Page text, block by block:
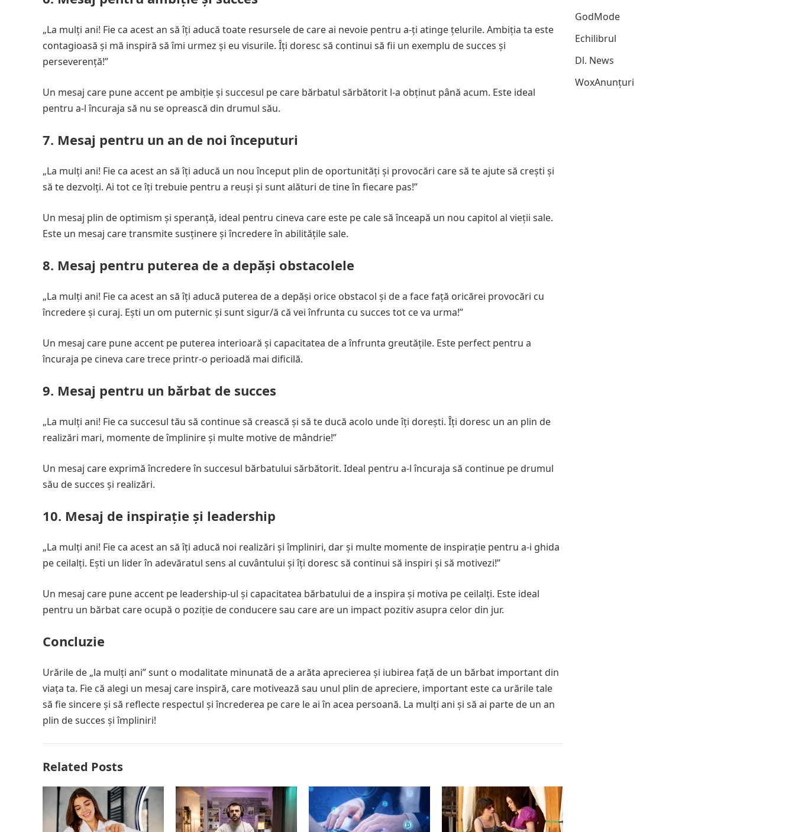
„La mulți ani! Fie ca acest an să îți aducă toate resursele de care ai nevoie pentru a-ți atinge țelurile. Ambiția ta este
contagioasă și mă inspiră să îmi urmez și eu visurile. Îți doresc să continui să fii un exemplu de succes și
perseverență!”
Un mesaj care pune accent pe ambiție și succesul pe care bărbatul sărbătorit l-a obținut până acum. Este ideal
pentru a-l încuraja să nu se oprească din drumul său.
7. Mesaj pentru un an de noi începuturi
„La mulți ani! Fie ca acest an să îți aducă un nou început plin de oportunități și provocări care să te ajute să crești și
să te dezvolți. Ai tot ce îți trebuie pentru a reuși și sunt alături de tine în fiecare pas!”
Un mesaj plin de optimism și speranță, ideal pentru cineva care este pe cale să înceapă un nou capitol al vieții sale.
Este un mesaj care transmite susținere și încredere în abilitățile sale.
8. Mesaj pentru puterea de a depăși obstacolele
„La mulți ani! Fie ca acest an să îți aducă puterea de a depăși orice obstacol și de a face față oricărei provocări cu
încredere și curaj. Ești un om puternic și sunt sigur/ă că vei înfrunta cu succes tot ce va urma!”
Un mesaj care pune accent pe puterea interioară și capacitatea de a înfrunta greutățile. Este perfect pentru a
încuraja pe cineva care trece printr-o perioadă mai dificilă.
9. Mesaj pentru un bărbat de succes
„La mulți ani! Fie ca succesul tău să continue să crească și să te ducă acolo unde îți dorești. Îți doresc un an plin de
realizări mari, momente de împlinire și multe motive de mândrie!”
Un mesaj care exprimă încredere în succesul bărbatului sărbătorit. Ideal pentru a-l încuraja să continue pe drumul
său de succes și realizări.
10. Mesaj de inspirație și leadership
„La mulți ani! Fie ca acest an să îți aducă noi realizări și împliniri, dar și multe momente de inspirație pentru a-i ghida
pe ceilalți. Ești un lider în adevăratul sens al cuvântului și îți doresc să continui să inspiri și să motivezi!”
Un mesaj care pune accent pe leadership-ul și capacitatea bărbatului de a inspira și motiva pe ceilalți. Este ideal
pentru un bărbat care ocupă o poziție de conducere sau care are un impact pozitiv asupra celor din jur.
Concluzie
Urările de „la mulți ani” sunt o modalitate minunată de a arăta aprecierea și iubirea față de un bărbat important din
viața ta. Fie că alegi un mesaj care inspiră, care motivează sau unul plin de apreciere, important este ca urările tale
să fie sincere și să reflecte respectul și încrederea pe care le ai în acea persoană. La mulți ani și să ai parte de un an
plin de succes și împliniri!
Related Posts
GodMode
Echilibrul
Dl. News
WoxAnunțuri